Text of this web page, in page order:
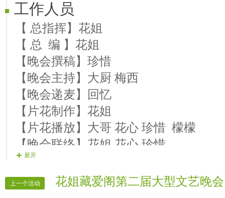
工作人员
【 总指挥】花姐
【 总 编 】花姐
【晚会撰稿】珍惜
【晚会主持】大厨 梅西
【晚会递麦】回忆
【片花制作】花姐
【片花播放】大哥 花心 珍惜 檬檬
【晚会联络】花姐 花心 珍惜
【晚会广播】阳光
【晚会秩序】全体管理
展开
上一个活动 花姐藏爱阁第二届大型文艺晚会